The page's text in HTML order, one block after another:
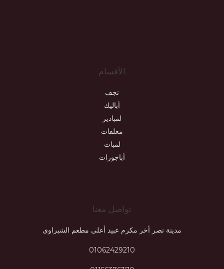
الأقسام
نجف
أباليك
لمبادير
معلقات
لمبات
أباجورات
تواصل معنا
مدينة نصر أخر مكرم عبيد أعلى مطعم الشبراوى
01062429210